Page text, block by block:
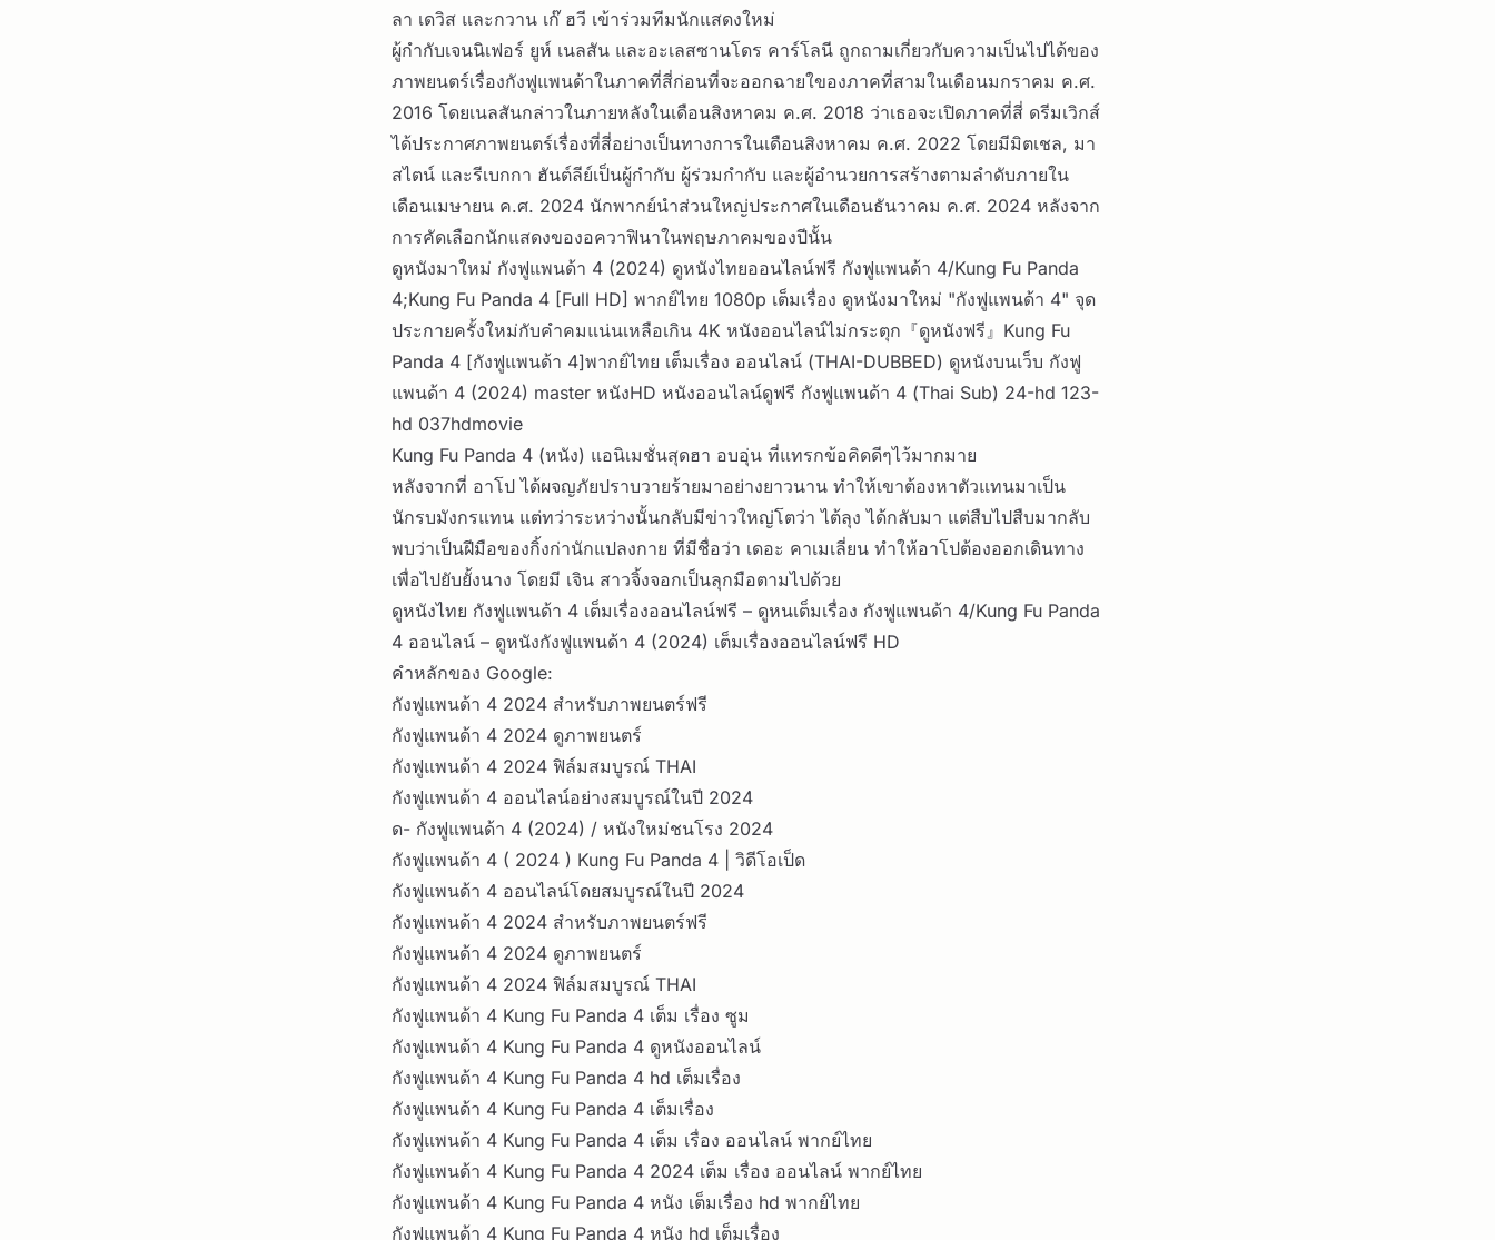
ลา เดวิส และกวาน เก๊ ฮวี เข้าร่วมทีมนักแสดงใหม่
ผู้กำกับเจนนิเฟอร์ ยูห์ เนลสัน และอะเลสซานโดร คาร์โลนี ถูกถามเกี่ยวกับความเป็นไปได้ของ
ภาพยนตร์เรื่องกังฟูแพนด้าในภาคที่สี่ก่อนที่จะออกฉายใของภาคที่สามในเดือนมกราคม ค.ศ.
2016 โดยเนลสันกล่าวในภายหลังในเดือนสิงหาคม ค.ศ. 2018 ว่าเธอจะเปิดภาคที่สี่ ดรีมเวิกส์
ได้ประกาศภาพยนตร์เรื่องที่สี่อย่างเป็นทางการในเดือนสิงหาคม ค.ศ. 2022 โดยมีมิตเชล, มา
สไตน์ และรีเบกกา ฮันต์ลีย์เป็นผู้กำกับ ผู้ร่วมกำกับ และผู้อำนวยการสร้างตามลำดับภายใน
เดือนเมษายน ค.ศ. 2024 นักพากย์นำส่วนใหญ่ประกาศในเดือนธันวาคม ค.ศ. 2024 หลังจาก
การคัดเลือกนักแสดงของอควาฟินาในพฤษภาคมของปีนั้น
ดูหนังมาใหม่ กังฟูแพนด้า 4 (2024) ดูหนังไทยออนไลน์ฟรี กังฟูแพนด้า 4/Kung Fu Panda
4;Kung Fu Panda 4 [Full HD] พากย์ไทย 1080p เต็มเรื่อง ดูหนังมาใหม่ "กังฟูแพนด้า 4" จุด
ประกายครั้งใหม่กับคำคมแน่นเหลือเกิน 4K หนังออนไลน์ไม่กระตุก『ดูหนังฟรี』Kung Fu
Panda 4 [กังฟูแพนด้า 4]พากย์ไทย เต็มเรื่อง ออนไลน์ (THAI-DUBBED) ดูหนังบนเว็บ กังฟู
แพนด้า 4 (2024) master หนังHD หนังออนไลน์ดูฟรี กังฟูแพนด้า 4 (Thai Sub) 24-hd 123-
hd 037hdmovie
Kung Fu Panda 4 (หนัง) แอนิเมชั่นสุดฮา อบอุ่น ที่แทรกข้อคิดดีๆไว้มากมาย
หลังจากที่ อาโป ได้ผจญภัยปราบวายร้ายมาอย่างยาวนาน ทำให้เขาต้องหาตัวแทนมาเป็น
นักรบมังกรแทน แต่ทว่าระหว่างนั้นกลับมีข่าวใหญ่โตว่า ไต้ลุง ได้กลับมา แต่สืบไปสืบมากลับ
พบว่าเป็นฝีมือของกิ้งก่านักแปลงกาย ที่มีชื่อว่า เดอะ คาเมเลี่ยน ทำให้อาโปต้องออกเดินทาง
เพื่อไปยับยั้งนาง โดยมี เจิน สาวจิ้งจอกเป็นลุกมือตามไปด้วย
ดูหนังไทย กังฟูแพนด้า 4 เต็มเรื่องออนไลน์ฟรี – ดูหนเต็มเรื่อง กังฟูแพนด้า 4/Kung Fu Panda
4 ออนไลน์ – ดูหนังกังฟูแพนด้า 4 (2024) เต็มเรื่องออนไลน์ฟรี HD
คำหลักของ Google:
กังฟูแพนด้า 4 2024 สำหรับภาพยนตร์ฟรี
กังฟูแพนด้า 4 2024 ดูภาพยนตร์
กังฟูแพนด้า 4 2024 ฟิล์มสมบูรณ์ THAI
กังฟูแพนด้า 4 ออนไลน์อย่างสมบูรณ์ในปี 2024
ด- กังฟูแพนด้า 4 (2024) / หนังใหม่ชนโรง 2024
กังฟูแพนด้า 4 ( 2024 ) Kung Fu Panda 4 | วิดีโอเป็ด
กังฟูแพนด้า 4 ออนไลน์โดยสมบูรณ์ในปี 2024
กังฟูแพนด้า 4 2024 สำหรับภาพยนตร์ฟรี
กังฟูแพนด้า 4 2024 ดูภาพยนตร์
กังฟูแพนด้า 4 2024 ฟิล์มสมบูรณ์ THAI
กังฟูแพนด้า 4 Kung Fu Panda 4 เต็ม เรื่อง ซูม
กังฟูแพนด้า 4 Kung Fu Panda 4 ดูหนังออนไลน์
กังฟูแพนด้า 4 Kung Fu Panda 4 hd เต็มเรื่อง
กังฟูแพนด้า 4 Kung Fu Panda 4 เต็มเรื่อง
กังฟูแพนด้า 4 Kung Fu Panda 4 เต็ม เรื่อง ออนไลน์ พากย์ไทย
กังฟูแพนด้า 4 Kung Fu Panda 4 2024 เต็ม เรื่อง ออนไลน์ พากย์ไทย
กังฟูแพนด้า 4 Kung Fu Panda 4 หนัง เต็มเรื่อง hd พากย์ไทย
กังฟูแพนด้า 4 Kung Fu Panda 4 หนัง hd เต็มเรื่อง